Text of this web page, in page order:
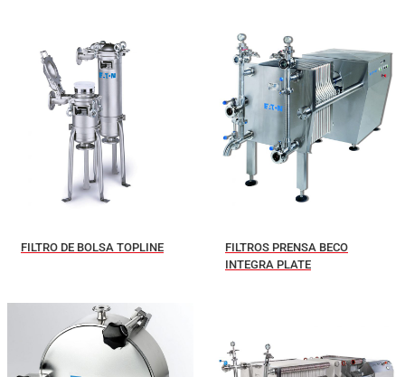
FILTRO DE BOLSA TOPLINE
FILTROS PRENSA BECO
INTEGRA PLATE